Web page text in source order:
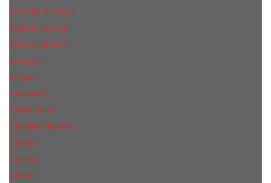
Bond № 9 unisex
Bottega Veneta
Britney Spears
Burberry
Bvlgari
Cacharel
Calvin Klein
Carolina Herrera
Cartier
Cerruti
Сhanеl